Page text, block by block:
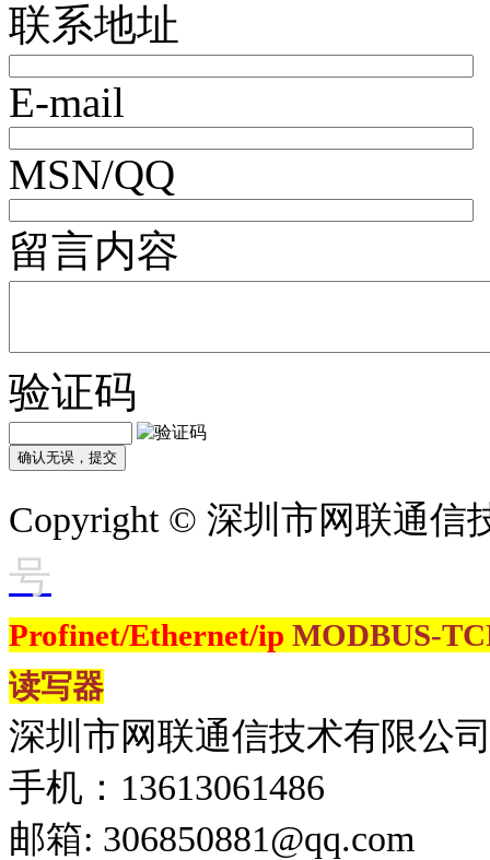
联系地址
E-mail
MSN/QQ
留言内容
验证码
Copyright © 深圳市网联通
号
Profinet/Ethernet/ip MODBUS-
读写器
深圳市网联通信技术有限公
手机：13613061486
邮箱: 306850881​@qq.com